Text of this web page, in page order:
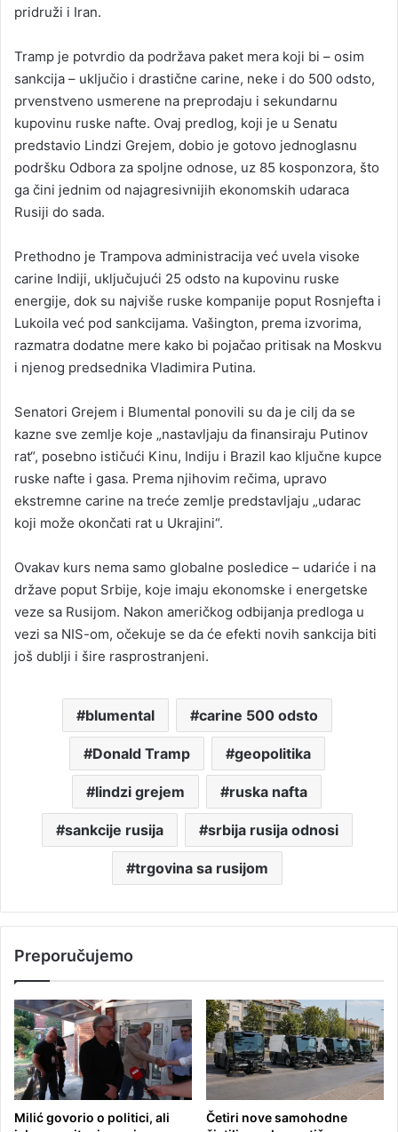
pridruži i Iran.
Tramp je potvrdio da podržava paket mera koji bi – osim
sankcija – uključio i drastične carine, neke i do 500 odsto,
prvenstveno usmerene na preprodaju i sekundarnu
kupovinu ruske nafte. Ovaj predlog, koji je u Senatu
predstavio Lindzi Grejem, dobio je gotovo jednoglasnu
podršku Odbora za spoljne odnose, uz 85 kosponzora, što
ga čini jednim od najagresivnijih ekonomskih udaraca
Rusiji do sada.
Prethodno je Trampova administracija već uvela visoke
carine Indiji, uključujući 25 odsto na kupovinu ruske
energije, dok su najviše ruske kompanije poput Rosnjefta i
Lukoila već pod sankcijama. Vašington, prema izvorima,
razmatra dodatne mere kako bi pojačao pritisak na Moskvu
i njenog predsednika Vladimira Putina.
Senatori Grejem i Blumental ponovili su da je cilj da se
kazne sve zemlje koje „nastavljaju da finansiraju Putinov
rat“, posebno ističući Kinu, Indiju i Brazil kao ključne kupce
ruske nafte i gasa. Prema njihovim rečima, upravo
ekstremne carine na treće zemlje predstavljaju „udarac
koji može okončati rat u Ukrajini“.
Ovakav kurs nema samo globalne posledice – udariće i na
države poput Srbije, koje imaju ekonomske i energetske
veze sa Rusijom. Nakon američkog odbijanja predloga u
vezi sa NIS-om, očekuje se da će efekti novih sankcija biti
još dublji i šire rasprostranjeni.
blumental carine 500 odsto
Donald Tramp geopolitika
lindzi grejem ruska nafta
sankcije rusija srbija rusija odnosi
trgovina sa rusijom
Preporučujemo
Milić govorio o politici, ali
Četiri nove samohodne